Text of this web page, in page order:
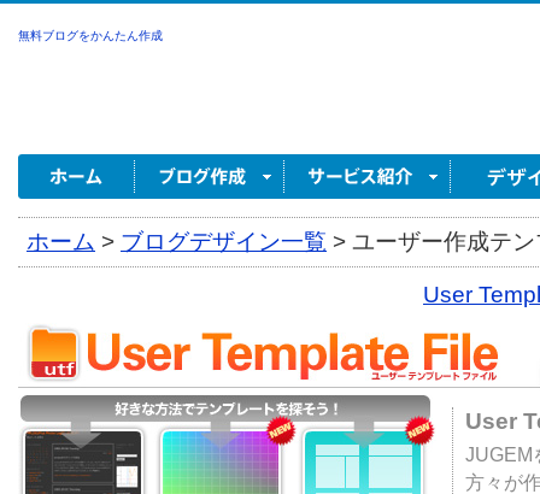
無料ブログをかんたん作成
ホーム > ブログデザイン一覧 > ユーザー作成テ
User
User
JUGEM
方々が